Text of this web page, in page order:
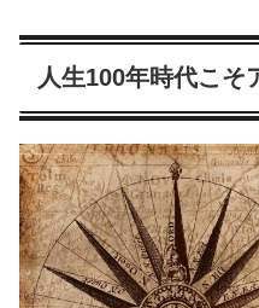
人生100年時代こそ